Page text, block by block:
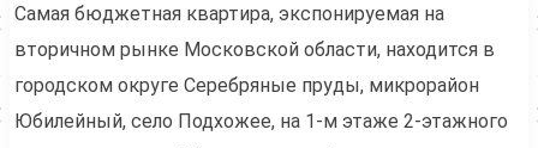
Самая бюджетная квартира, экспонируемая на
вторичном рынке Московской области, находится в
городском округе Серебряные пруды, микрорайон
Юбилейный, село Подхожее, на 1-м этаже 2-этажного